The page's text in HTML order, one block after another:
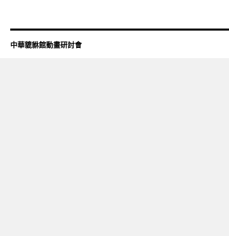
中華貔貅館動畫研討會